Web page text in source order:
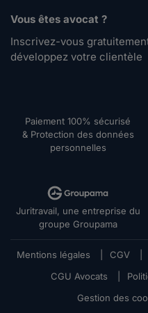
Vous êtes avocat ?
Inscrivez-vous
développez votre clientèle
Paiement 100% sécurisé
& Protection des données
personnelles
Juritravail, une entreprise du
groupe Groupama
Mentions légales CGV
CGU Avocats
Gestion des